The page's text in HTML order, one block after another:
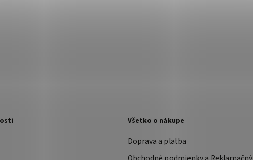
Všetko o nákupe
Doprava a platba